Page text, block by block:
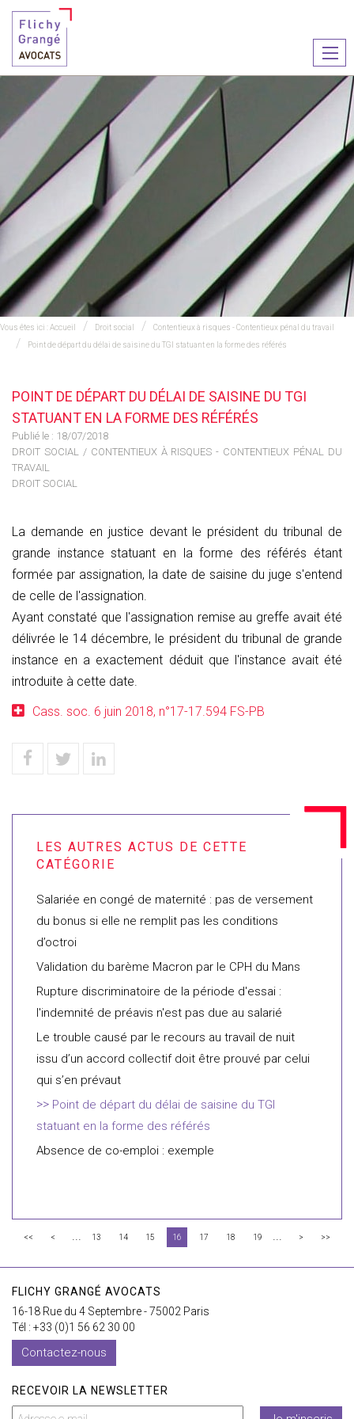
le
Vous êtes ici :Accueil Droit social
Contentieux à risques - Contentieux pénal du travail
Point de départ du délai de saisine du TGI statuant en la forme des référés
POINT DE DÉPART DU DÉLAI DE SAISINE DU TGI
STATUANT EN LA FORME DES RÉFÉRÉS
Publié le : 18/07/2018
DROIT SOCIAL/ CONTENTIEUX À RISQUES - CONTENTIEUX PÉNAL DU
TRAVAIL
DROIT SOCIAL
La demande en justice devant le président du tribunal de
grande instance statuant en la forme des référés étant
formée par assignation, la date de saisine du juge s'entend
de celle de l'assignation.
Ayant constaté que l'assignation remise au greffe avait été
délivrée le 14 décembre, le président du tribunal de grande
instance en a exactement déduit que l'instance avait été
introduite à cette date.
Cass. soc. 6 juin 2018, n°17-17.594 FS-PB
Salariée en congé de maternité : pas de versement
du bonus si elle ne remplit pas les conditions
d’octroi
Validation du barème Macron par le CPH du Mans
Rupture discriminatoire de la période d'essai :
l'indemnité de préavis n'est pas due au salarié
Le trouble causé par le recours au travail de nuit
issu d’un accord collectif doit être prouvé par celui
qui s’en prévaut
Point de départ du délai de saisine du TGI
statuant en la forme des référés
Absence de co-emploi : exemple
<< < ... 13 14 15 16 17 18 19 ... > >>
FLICHY GRANGÉ AVOCATS
16-18 Rue du 4 Septembre - 75002 Paris
Tél : +33 (0)1 56 62 30 00
Contactez-nous
RECEVOIR LA NEWSLETTER